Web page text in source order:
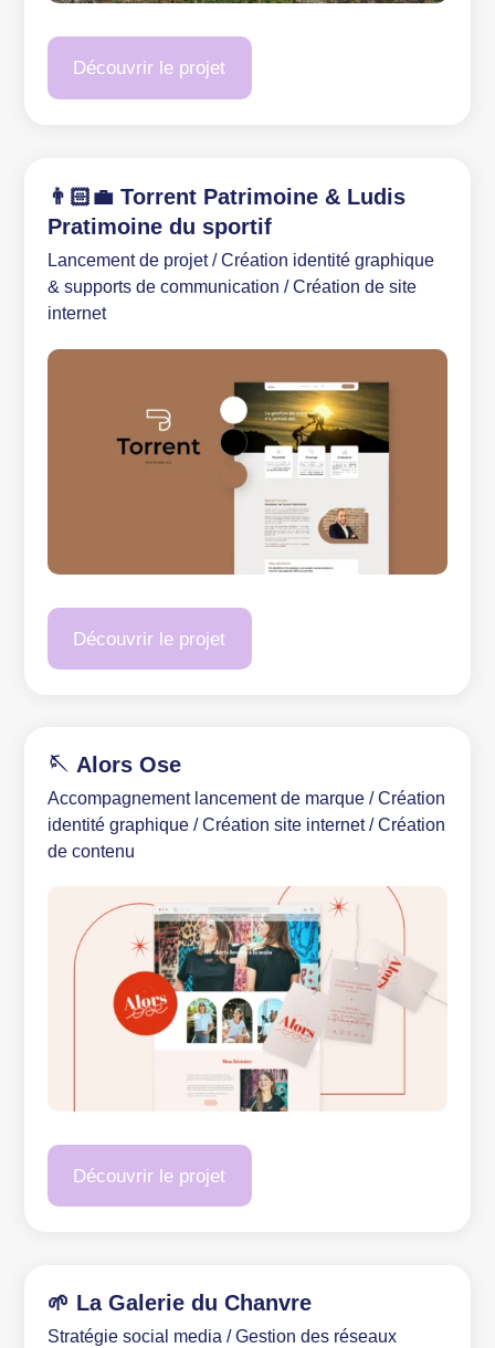
Découvrir le projet
👨🏻‍💼 Torrent Patrimoine & Ludis
Pratimoine du sportif
Lancement de projet / Création identité graphique
& supports de communication / Création de site
internet
Découvrir le projet
🪡 Alors Ose
Accompagnement lancement de marque / Création
identité graphique / Création site internet / Création
de contenu
Découvrir le projet
🌱 La Galerie du Chanvre
Stratégie social media / Gestion des réseaux